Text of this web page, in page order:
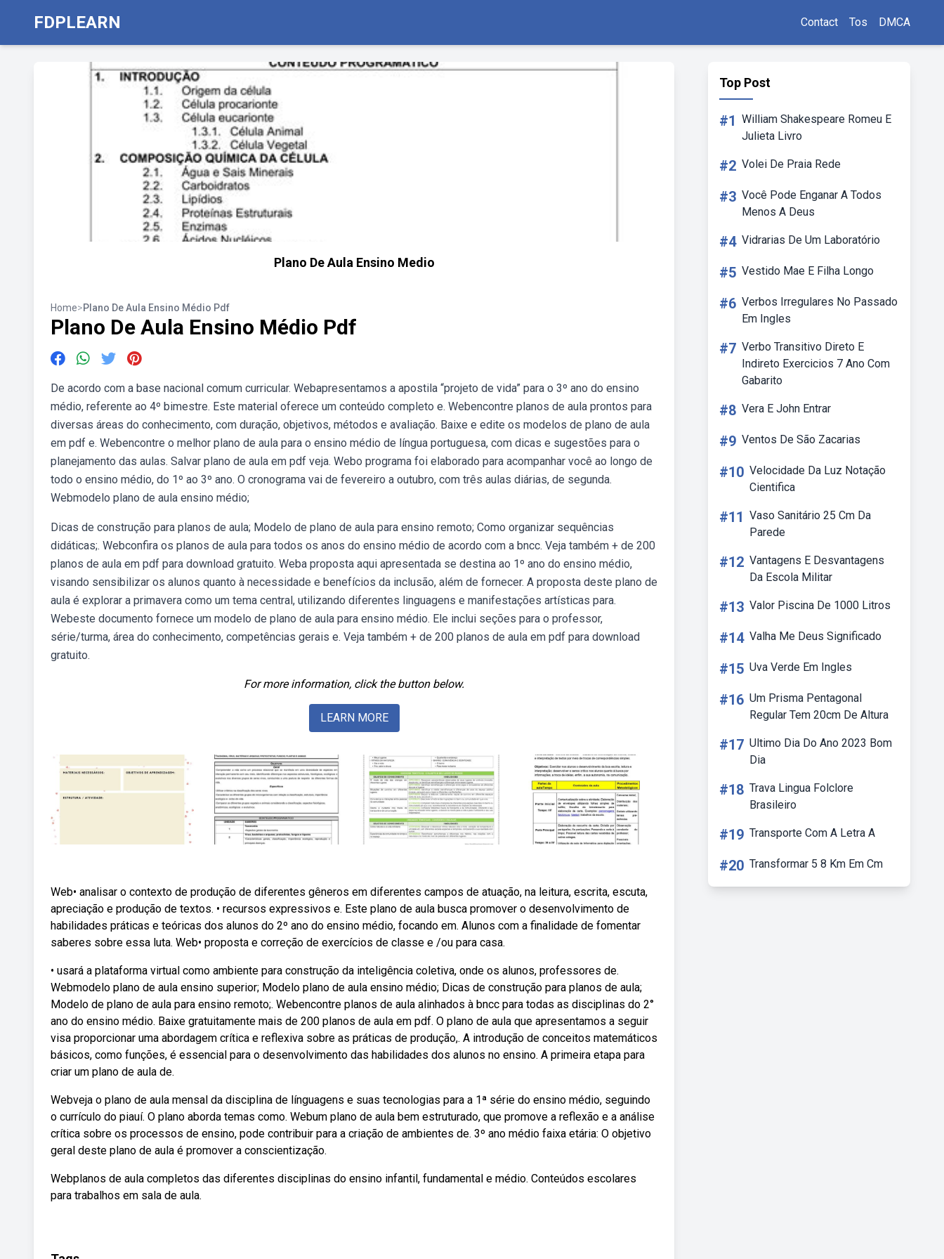
FDPLEARN Contact Tos DMCA
Plano De Aula Ensino Medio
Home>Plano De Aula Ensino Médio Pdf
Plano De Aula Ensino Médio Pdf
De acordo com a base nacional comum curricular. Webapresentamos a apostila “projeto de vida” para o 3º ano do ensino
médio, referente ao 4º bimestre. Este material oferece um conteúdo completo e. Webencontre planos de aula prontos para
diversas áreas do conhecimento, com duração, objetivos, métodos e avaliação. Baixe e edite os modelos de plano de aula
em pdf e. Webencontre o melhor plano de aula para o ensino médio de língua portuguesa, com dicas e sugestões para o
planejamento das aulas. Salvar plano de aula em pdf veja. Webo programa foi elaborado para acompanhar você ao longo de
todo o ensino médio, do 1º ao 3º ano. O cronograma vai de fevereiro a outubro, com três aulas diárias, de segunda.
Webmodelo plano de aula ensino médio;
Dicas de construção para planos de aula; Modelo de plano de aula para ensino remoto; Como organizar sequências
didáticas;. Webconfira os planos de aula para todos os anos do ensino médio de acordo com a bncc. Veja também + de 200
planos de aula em pdf para download gratuito. Weba proposta aqui apresentada se destina ao 1º ano do ensino médio,
visando sensibilizar os alunos quanto à necessidade e benefícios da inclusão, além de fornecer. A proposta deste plano de
aula é explorar a primavera como um tema central, utilizando diferentes linguagens e manifestações artísticas para.
Webeste documento fornece um modelo de plano de aula para ensino médio. Ele inclui seções para o professor,
série/turma, área do conhecimento, competências gerais e. Veja também + de 200 planos de aula em pdf para download
gratuito.
For more information, click the button below.
LEARN MORE
Web• analisar o contexto de produção de diferentes gêneros em diferentes campos de atuação, na leitura, escrita, escuta,
apreciação e produção de textos. • recursos expressivos e. Este plano de aula busca promover o desenvolvimento de
habilidades práticas e teóricas dos alunos do 2º ano do ensino médio, focando em. Alunos com a finalidade de fomentar
saberes sobre essa luta. Web• proposta e correção de exercícios de classe e /ou para casa.
• usará a plataforma virtual como ambiente para construção da inteligência coletiva, onde os alunos, professores de.
Webmodelo plano de aula ensino superior; Modelo plano de aula ensino médio; Dicas de construção para planos de aula;
Modelo de plano de aula para ensino remoto;. Webencontre planos de aula alinhados à bncc para todas as disciplinas do 2°
ano do ensino médio. Baixe gratuitamente mais de 200 planos de aula em pdf. O plano de aula que apresentamos a seguir
visa proporcionar uma abordagem crítica e reflexiva sobre as práticas de produção,. A introdução de conceitos matemáticos
básicos, como funções, é essencial para o desenvolvimento das habilidades dos alunos no ensino. A primeira etapa para
criar um plano de aula de.
Webveja o plano de aula mensal da disciplina de línguagens e suas tecnologias para a 1ª série do ensino médio, seguindo
o currículo do piauí. O plano aborda temas como. Webum plano de aula bem estruturado, que promove a reflexão e a análise
crítica sobre os processos de ensino, pode contribuir para a criação de ambientes de. 3º ano médio faixa etária: O objetivo
geral deste plano de aula é promover a conscientização.
Webplanos de aula completos das diferentes disciplinas do ensino infantil, fundamental e médio. Conteúdos escolares
para trabalhos em sala de aula.
Top Post
#1 William Shakespeare Romeu E
Julieta Livro
#2 Volei De Praia Rede
#3 Você Pode Enganar A Todos
Menos A Deus
#4 Vidrarias De Um Laboratório
#5 Vestido Mae E Filha Longo
#6 Verbos Irregulares No Passado
Em Ingles
#7 Verbo Transitivo Direto E
Indireto Exercicios 7 Ano Com
Gabarito
#8 Vera E John Entrar
#9 Ventos De São Zacarias
#10 Velocidade Da Luz Notação
Cientifica
#11 Vaso Sanitário 25 Cm Da
Parede
#12 Vantagens E Desvantagens
Da Escola Militar
#13 Valor Piscina De 1000 Litros
#14 Valha Me Deus Significado
#15 Uva Verde Em Ingles
#16 Um Prisma Pentagonal
Regular Tem 20cm De Altura
#17 Ultimo Dia Do Ano 2023 Bom
Dia
#18 Trava Lingua Folclore
Brasileiro
#19 Transporte Com A Letra A
#20 Transformar 5 8 Km Em Cm